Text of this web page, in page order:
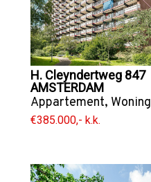
H. Cleyndertweg 847
AMSTERDAM
Appartement, Woning
€385.000,- k.k.